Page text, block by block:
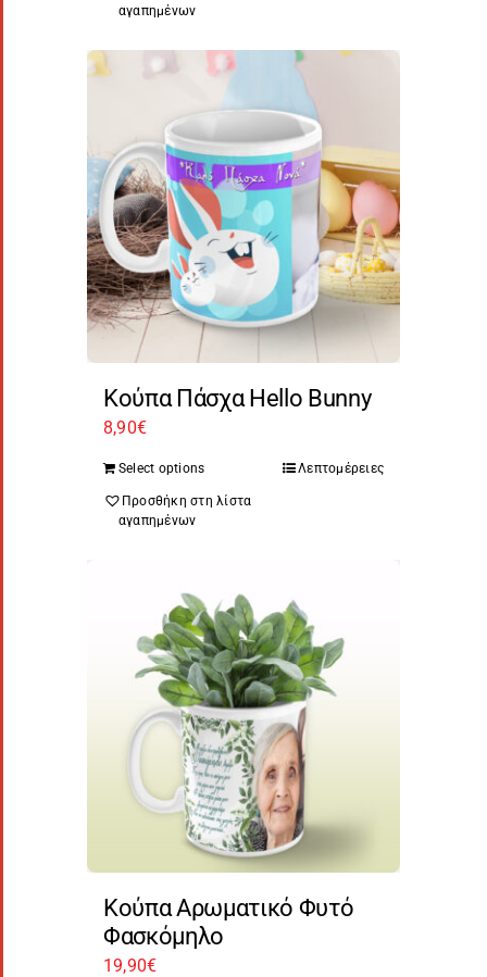
αγαπημένων
Κούπα Πάσχα Hello Bunny
8,90€
Select options Λεπτομέρειες
Προσθήκη στη λίστα
αγαπημένων
Κούπα Αρωματικό Φυτό
Φασκόμηλο
19,90€